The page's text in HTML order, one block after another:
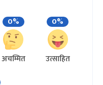
0%
अचम्मित
0%
उत्साहित